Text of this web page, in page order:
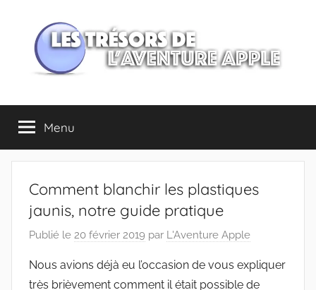
contenu
Les
trésors
de
l'Aventure
Apple
Menu
Comment blanchir les plastiques
jaunis, notre guide pratique
Publié le 20 février 2019 par L'Aventure Apple
Nous avions déjà eu l’occasion de vous expliquer
très brièvement comment il était possible de